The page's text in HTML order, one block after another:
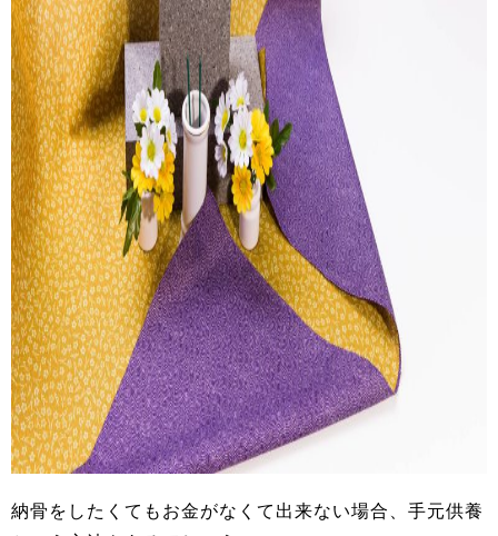
納骨をしたくてもお金がなくて出来ない場合、手元供養